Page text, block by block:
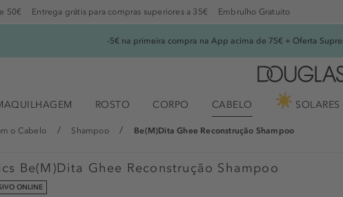
50€ Entrega grátis para compras superiores a 35€ Embrulho Gratuito
-5€ na primeira compra na App acima de 75€ + Oferta
ROSTO CORPO CABELO SOLARES
o Cabelo Shampoo Be(M)Dita Ghee Reconstrução Shampoo
Be(M)Dita Ghee Reconstrução Shampoo
ONLINE